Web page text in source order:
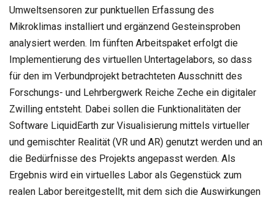
Umweltsensoren zur punktuellen Erfassung des
Mikroklimas installiert und ergänzend Gesteinsproben
analysiert werden. Im fünften Arbeitspaket erfolgt die
Implementierung des virtuellen Untertagelabors, so dass
für den im Verbundprojekt betrachteten Ausschnitt des
Forschungs- und Lehrbergwerk Reiche Zeche ein digitaler
Zwilling entsteht. Dabei sollen die Funktionalitäten der
Software LiquidEarth zur Visualisierung mittels virtueller
und gemischter Realität (VR und AR) genutzt werden und an
die Bedürfnisse des Projekts angepasst werden. Als
Ergebnis wird ein virtuelles Labor als Gegenstück zum
realen Labor bereitgestellt, mit dem sich die Auswirkungen